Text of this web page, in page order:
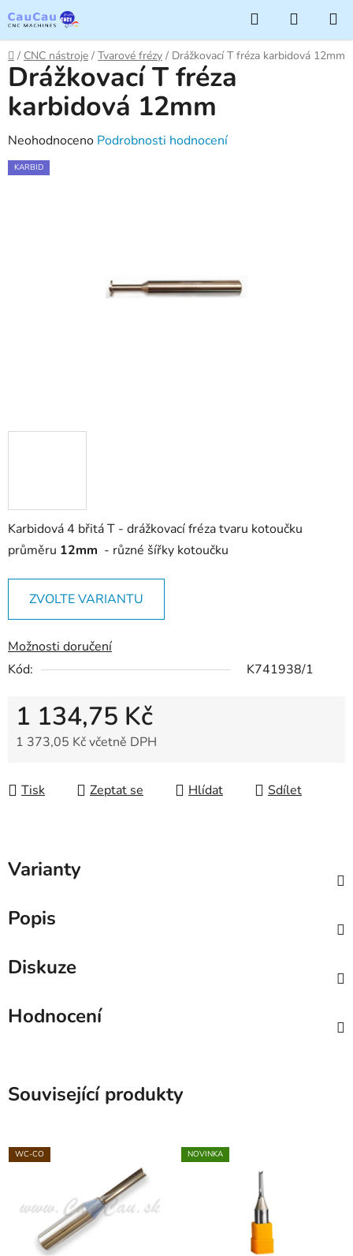
na
obsah
Hledat
KOŠÍK
Domů
/ CNC nástroje / Tvarové frézy / Drážkovací T fréza karbidová 12mm
Karbidová 4 břitá T - drážkovací fréza tvaru kotoučku
průměru 12mm - různé šířky kotoučku
ZVOLTE VARIANTU
Možnosti doručení
Kód:
K741938/1
1 134,75 Kč
1 373,05 Kč včetně DPH
Tisk
Zeptat se Hlídat Sdílet
Drážkovací T fréza
karbidová 12mm
Průměrné
hodnocení
Neohodnoceno Podrobnosti hodnocení
KARBID
Varianty
Popis
Diskuze
Hodnocení
Související produkty
WC-CO NOVINKA